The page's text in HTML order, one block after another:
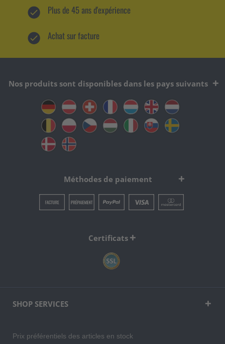
Plus de 45 ans d'expérience
Achat sur facture
Nos produits sont disponibles dans les pays suivants
Méthodes de paiement
Certificats
SHOP SERVICES
Prix préférentiels des articles en stock